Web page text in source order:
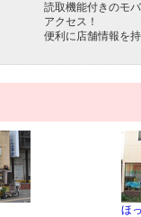
読取機能付きのモ
アクセス！
便利に店舗情報を
ほ